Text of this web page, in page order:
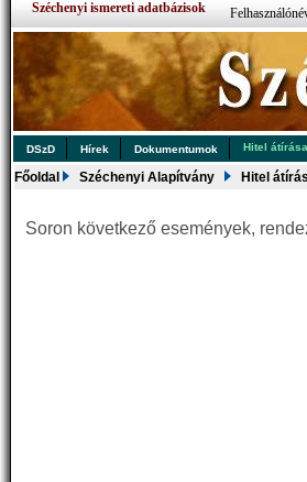
Széchenyi ismereti adatbázisok
DSzD Hírek Dokumentumok Hitel
Főoldal Széchenyi Alapítvány Hitel
Soron következő események,